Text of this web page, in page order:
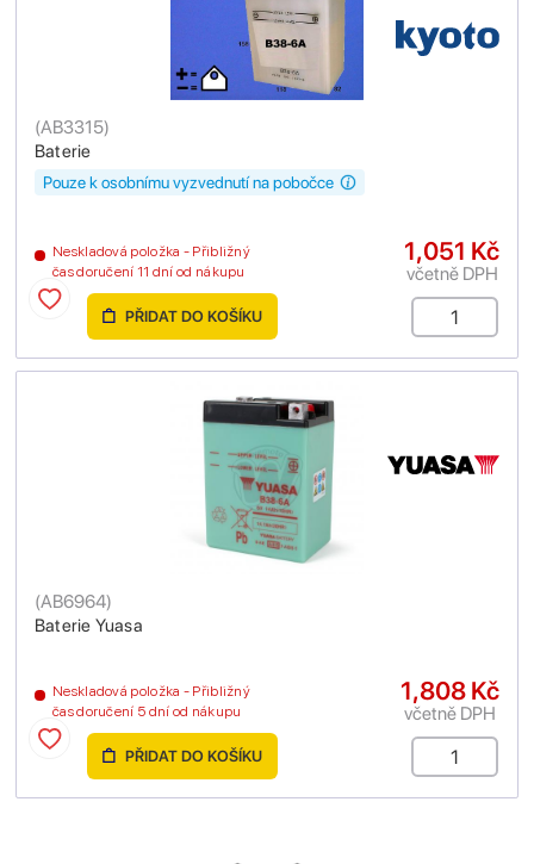
Baterie
(AB3315)
Neskladová položka - Přibližný
čas doručení 11 dní od nákupu
Pouze k osobnímu vyzvednutí na pobočce
1,051 Kč
včetně DPH
PŘIDAT DO KOŠÍKU
Baterie Yuasa
(AB6964)
Neskladová položka - Přibližný
čas doručení 5 dní od nákupu
1,808 Kč
včetně DPH
PŘIDAT DO KOŠÍKU